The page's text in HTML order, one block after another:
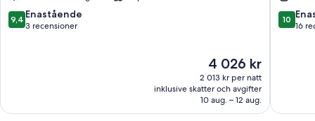
lägenhet
Woodend
9.4
av
9,4 Enastående
3 recensioner
Priset
är
4 026 kr
4 026 kr
2 013 kr per natt
inklusive skatter och avgifter
10 aug. – 12 aug.
real
10.0
av
10
16